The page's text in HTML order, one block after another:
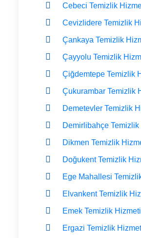
Cebeci Temizlik
Cevizlidere Temizlik
Çankaya Temizlik
Çayyolu Temizlik
Çiğdemtepe Temizlik
Çukurambar Temizlik
Demetevler Temizlik
Demirlibahçe Temizlik
Dikmen Temizlik
Doğukent Temizlik
Ege Mahallesi
Elvankent Temizlik
Emek Temizlik Hizmeti
Ergazi Temizlik